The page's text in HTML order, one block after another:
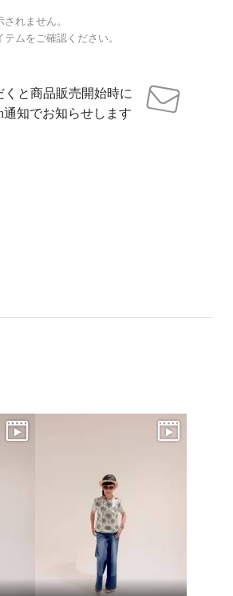
れません。
ムをご確認ください。
くと商品販売開始時に
通知でお知らせします